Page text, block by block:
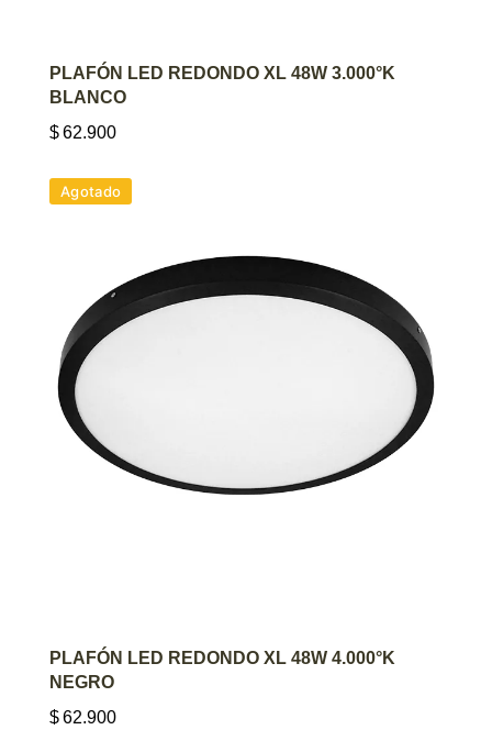
AGREGAR AL CARRITO
PLAFÓN LED REDONDO XL 48W 3.000°K
BLANCO
$62.900
Agotado
AGREGAR AL CARRITO
PLAFÓN LED REDONDO XL 48W 4.000°K
NEGRO
$62.900